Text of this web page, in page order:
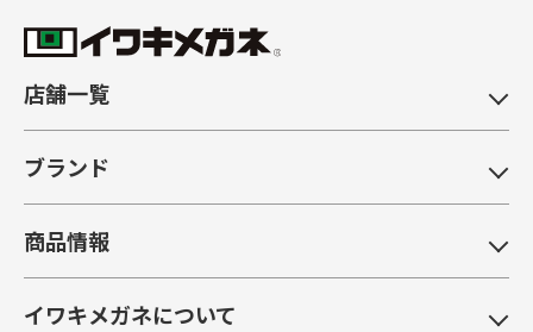
店舗一覧
ブランド
商品情報
イワキメガネについて